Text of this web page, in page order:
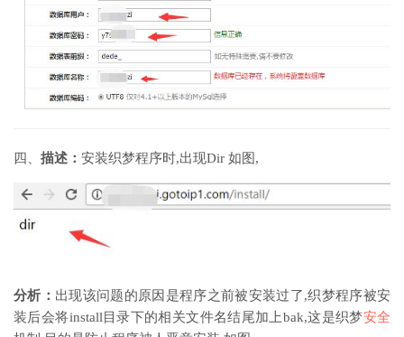
四、 描述： 安装织梦程序时,出现Dir 如图,
分析： 出现该问题的原因是程序之前被安装过了,织梦程序被安
装后会将install目录下的相关文件名结尾加上bak,这是织梦安全